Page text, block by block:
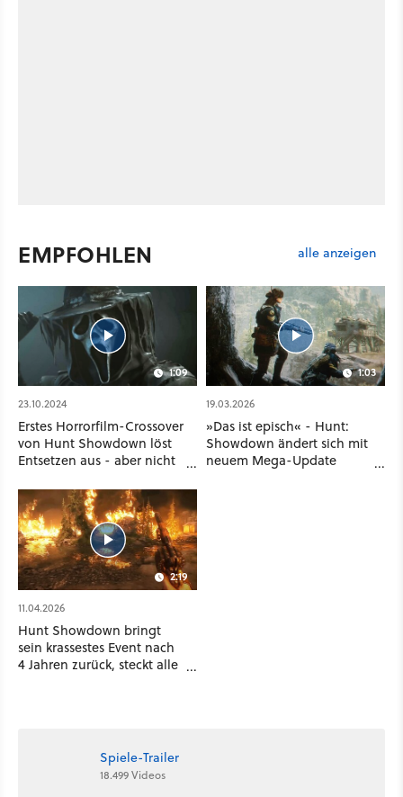
EMPFOHLEN alle anzeigen
1:09
23.10.2024
Erstes Horrorfilm-Crossover
von Hunt Showdown löst
Entsetzen aus - aber nicht
1:03
19.03.2026
»Das ist episch« - Hunt:
Showdown ändert sich mit
neuem Mega-Update
2:19
11.04.2026
Hunt Showdown bringt
sein krassestes Event nach
4 Jahren zurück, steckt alle
Spiele-Trailer
18.499 Videos